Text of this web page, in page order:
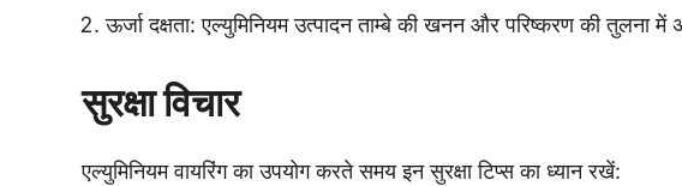
ऊर्जा दक्षता: एल्युमिनियम उत्पादन ताम्बे की खनन और परिष्करण की तुलना
सुरक्षा विचार
एल्युमिनियम वायरिंग का उपयोग करते समय इन सुरक्षा टिप्स का ध्यान रखें: